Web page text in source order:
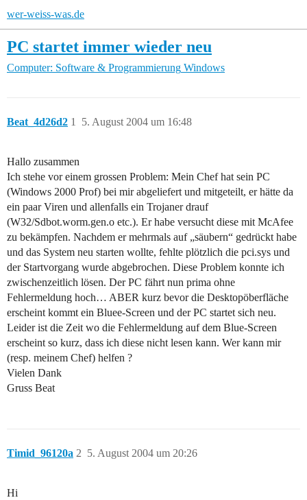
wer-weiss-was.de
PC startet immer wieder neu
Computer: Software & Programmierung Windows
Beat_4d26d2 5. August 2004 um 16:48
1
Hallo zusammen
Ich stehe vor einem grossen Problem: Mein Chef hat sein PC
(Windows 2000 Prof) bei mir abgeliefert und mitgeteilt, er hätte da
ein paar Viren und allenfalls ein Trojaner drauf
(W32/Sdbot.worm.gen.o etc.). Er habe versucht diese mit McAfee
zu bekämpfen. Nachdem er mehrmals auf „säubern“ gedrückt habe
und das System neu starten wollte, fehlte plötzlich die pci.sys und
der Startvorgang wurde abgebrochen. Diese Problem konnte ich
zwischenzeitlich lösen. Der PC fährt nun prima ohne
Fehlermeldung hoch… ABER kurz bevor die Desktopöberfläche
erscheint kommt ein Bluee-Screen und der PC startet sich neu.
Leider ist die Zeit wo die Fehlermeldung auf dem Blue-Screen
erscheint so kurz, dass ich diese nicht lesen kann. Wer kann mir
(resp. meinem Chef) helfen ?
Vielen Dank
Gruss Beat
Timid_96120a 5. August 2004 um 20:26
2
Hi